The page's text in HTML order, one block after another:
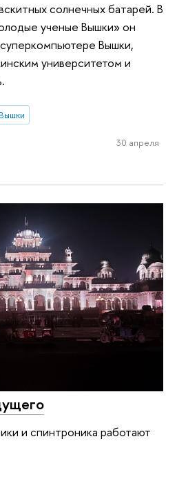
солнечных батарей. В
ученые Вышки» он
Вышки,
университетом и
30 апреля
и спинтроника работают